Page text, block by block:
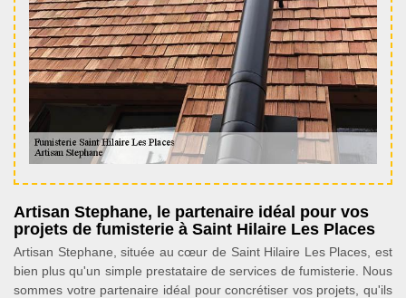
Artisan Stephane, le partenaire idéal pour vos
projets de fumisterie à Saint Hilaire Les Places
Artisan Stephane, située au cœur de Saint Hilaire Les Places, est
bien plus qu'un simple prestataire de services de fumisterie. Nous
sommes votre partenaire idéal pour concrétiser vos projets, qu'ils